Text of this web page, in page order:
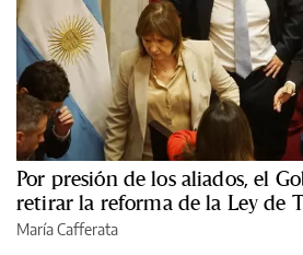
Por presión de los aliados, el
retirar la reforma de la Ley de
María Cafferata